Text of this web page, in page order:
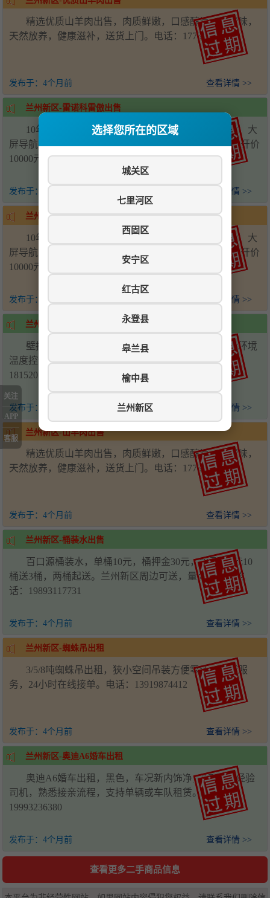
选择您所在的区域
城关区
七里河区
西固区
安宁区
红古区
永登县
皋兰县
榆中县
兰州新区
精选优质山羊肉出售，肉质鲜嫩，口感醇厚，无膻味，
天然放养，健康滋补，送货上门。电话：17739863008
发布于： 4个月前 查看详情 >>
兰州新区-雷诺科雷傲出售
10年雷诺进口四驱科雷傲，自动挡，多功能方向盘、大
屏导航、倒车影像、定速巡航、真皮座椅、全景天窗，开价
10000元。电话：18153978652
发布于： 查看详情 >>
兰州新区-雷诺科雷傲出售
10年雷诺进口四驱科雷傲，自动挡，多功能方向盘、大
屏导航、倒车影像、定速巡航、真皮座椅、全景天窗，开价
10000元。电话：18153978652
发布于： 4个月前 查看详情 >>
兰州新区-壁挂炉温控器
壁挂炉温控器安装，米家智能无线联网，通过测量环境
温度控制壁挂炉，可极大降低天然气使用量。电话：
18152016357
发布于： 查看详情 >>
兰州新区-山羊肉出售
精选优质山羊肉出售，肉质鲜嫩，口感醇厚，无膻味，
天然放养，健康滋补，送货上门。电话：17739863008
发布于： 4个月前 查看详情 >>
兰州新区-桶装水出售
百口源桶装水，单桶10元，桶押金30元，水票100元10
桶送3桶，两桶起送。兰州新区周边可送，量大从优。电
话：19893117731
发布于： 4个月前 查看详情 >>
兰州新区-蜘蛛吊出租
3/5/8吨蜘蛛吊出租，狭小空间吊装方便零活，全城服
务，24小时在线接单。电话：13919874412
发布于： 4个月前 查看详情 >>
兰州新区-奥迪A6婚车出租
奥迪A6婚车出租，黑色，车况新内饰净，5年以上经验
司机，熟悉接亲流程，支持单辆或车队租赁。电话：
19993236380
发布于： 4个月前 查看详情 >>
查看更多二手商品信息
关注
APP
客服